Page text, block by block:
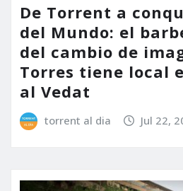
De Torrent a
del Mundo: el
del cambio de
Torres tiene local
al Vedat
torrent al dia Jul 22,